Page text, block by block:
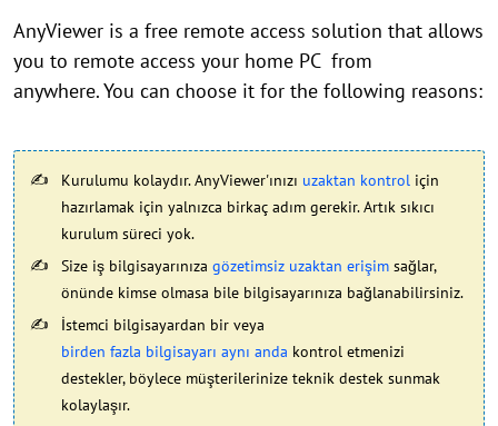
AnyViewer is a free remote access solution that allows
you to remote access your home PC from
anywhere. You can choose it for the following reasons:
Kurulumu kolaydır. AnyViewer'ınızı uzaktan kontrol için
hazırlamak için yalnızca birkaç adım gerekir. Artık sıkıcı
kurulum süreci yok.
Size iş bilgisayarınıza gözetimsiz uzaktan erişim sağlar,
önünde kimse olmasa bile bilgisayarınıza bağlanabilirsiniz.
İstemci bilgisayardan bir veya
birden fazla bilgisayarı aynı anda kontrol etmenizi
destekler, böylece müşterilerinize teknik destek sunmak
kolaylaşır.